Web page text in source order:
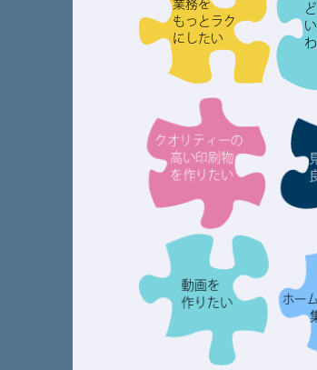
業務を
もっとラク
にしたい
クオリティーの
高い印刷物
を作りたい
動画を
作りたい
ホー
集